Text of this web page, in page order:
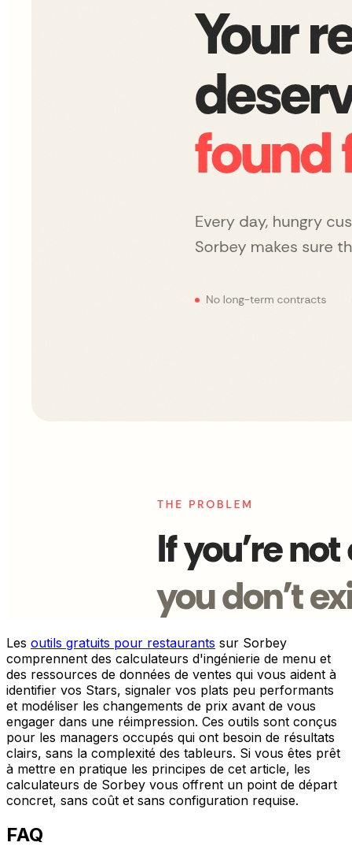
Les outils gratuits pour restaurants sur Sorbey
comprennent des calculateurs d'ingénierie de menu et
des ressources de données de ventes qui vous aident à
identifier vos Stars, signaler vos plats peu performants
et modéliser les changements de prix avant de vous
engager dans une réimpression. Ces outils sont conçus
pour les managers occupés qui ont besoin de résultats
clairs, sans la complexité des tableurs. Si vous êtes prêt
à mettre en pratique les principes de cet article, les
calculateurs de Sorbey vous offrent un point de départ
concret, sans coût et sans configuration requise.
FAQ